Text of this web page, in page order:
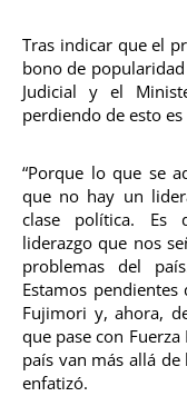
Tras indicar que el
bono de
Judicial y el
perdiendo de esto
“Porque lo que se
que no hay un
clase política. Es
liderazgo que nos
problemas del
Estamos
Fujimori y, ahora,
que pase con
país van más allá
enfatizó.